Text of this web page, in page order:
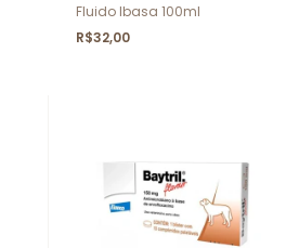
Fluido Ibasa 100ml
R$32,00